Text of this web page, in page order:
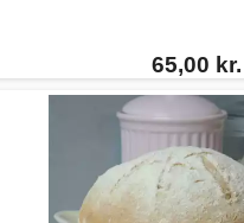
65,00 kr.